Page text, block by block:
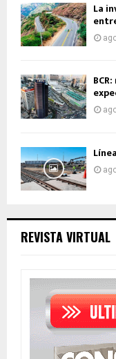
La
REVISTA VIRTUAL